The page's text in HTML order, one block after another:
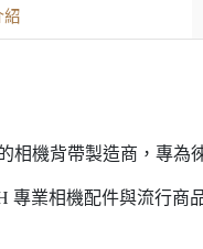
紹
相機背帶製造商，專為
專業相機配件與流行商